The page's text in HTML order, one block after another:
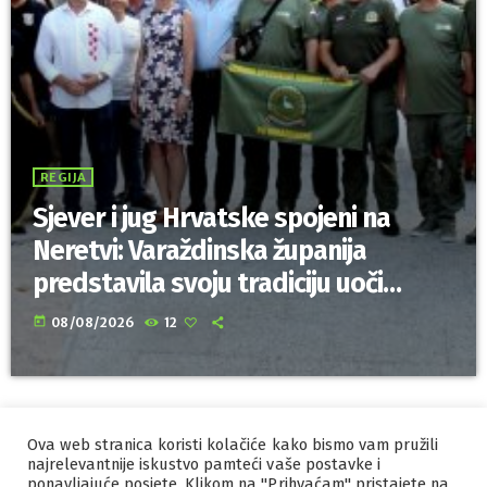
REGIJA
Sjever i jug Hrvatske spojeni na
Neretvi: Varaždinska županija
predstavila svoju tradiciju uoči
Maratona lađa
today 08/08/2026 12
IZRADA I HOSTINGORBIS
MARKETING
Ova web stranica koristi kolačiće kako bismo vam pružili
najrelevantnije iskustvo pamteći vaše postavke i